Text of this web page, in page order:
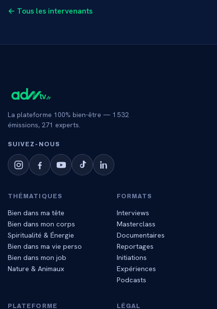
← Tous les intervenants
La plateforme 100% bien-être — 1 532
émissions, 271 experts.
SUIVEZ‑NOUS
THÉMATIQUES
Bien dans ma tête
Bien dans mon corps
Spiritualité & Énergie
Bien dans ma vie perso
Bien dans mon job
Nature & Animaux
FORMATS
Interviews
Masterclass
Documentaires
Reportages
Initiations
Expériences
Podcasts
PLATEFORME LÉGAL